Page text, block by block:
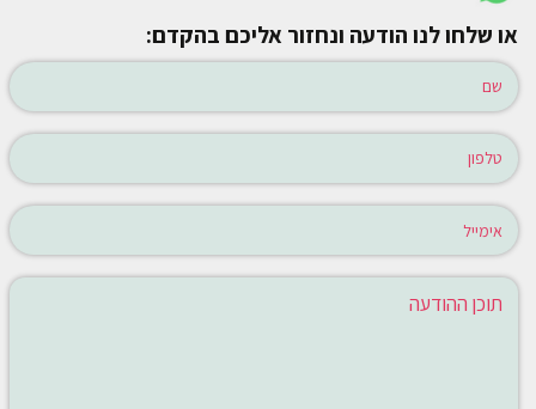
או שלחו לנו הודעה ונחזור אליכם בהקדם: